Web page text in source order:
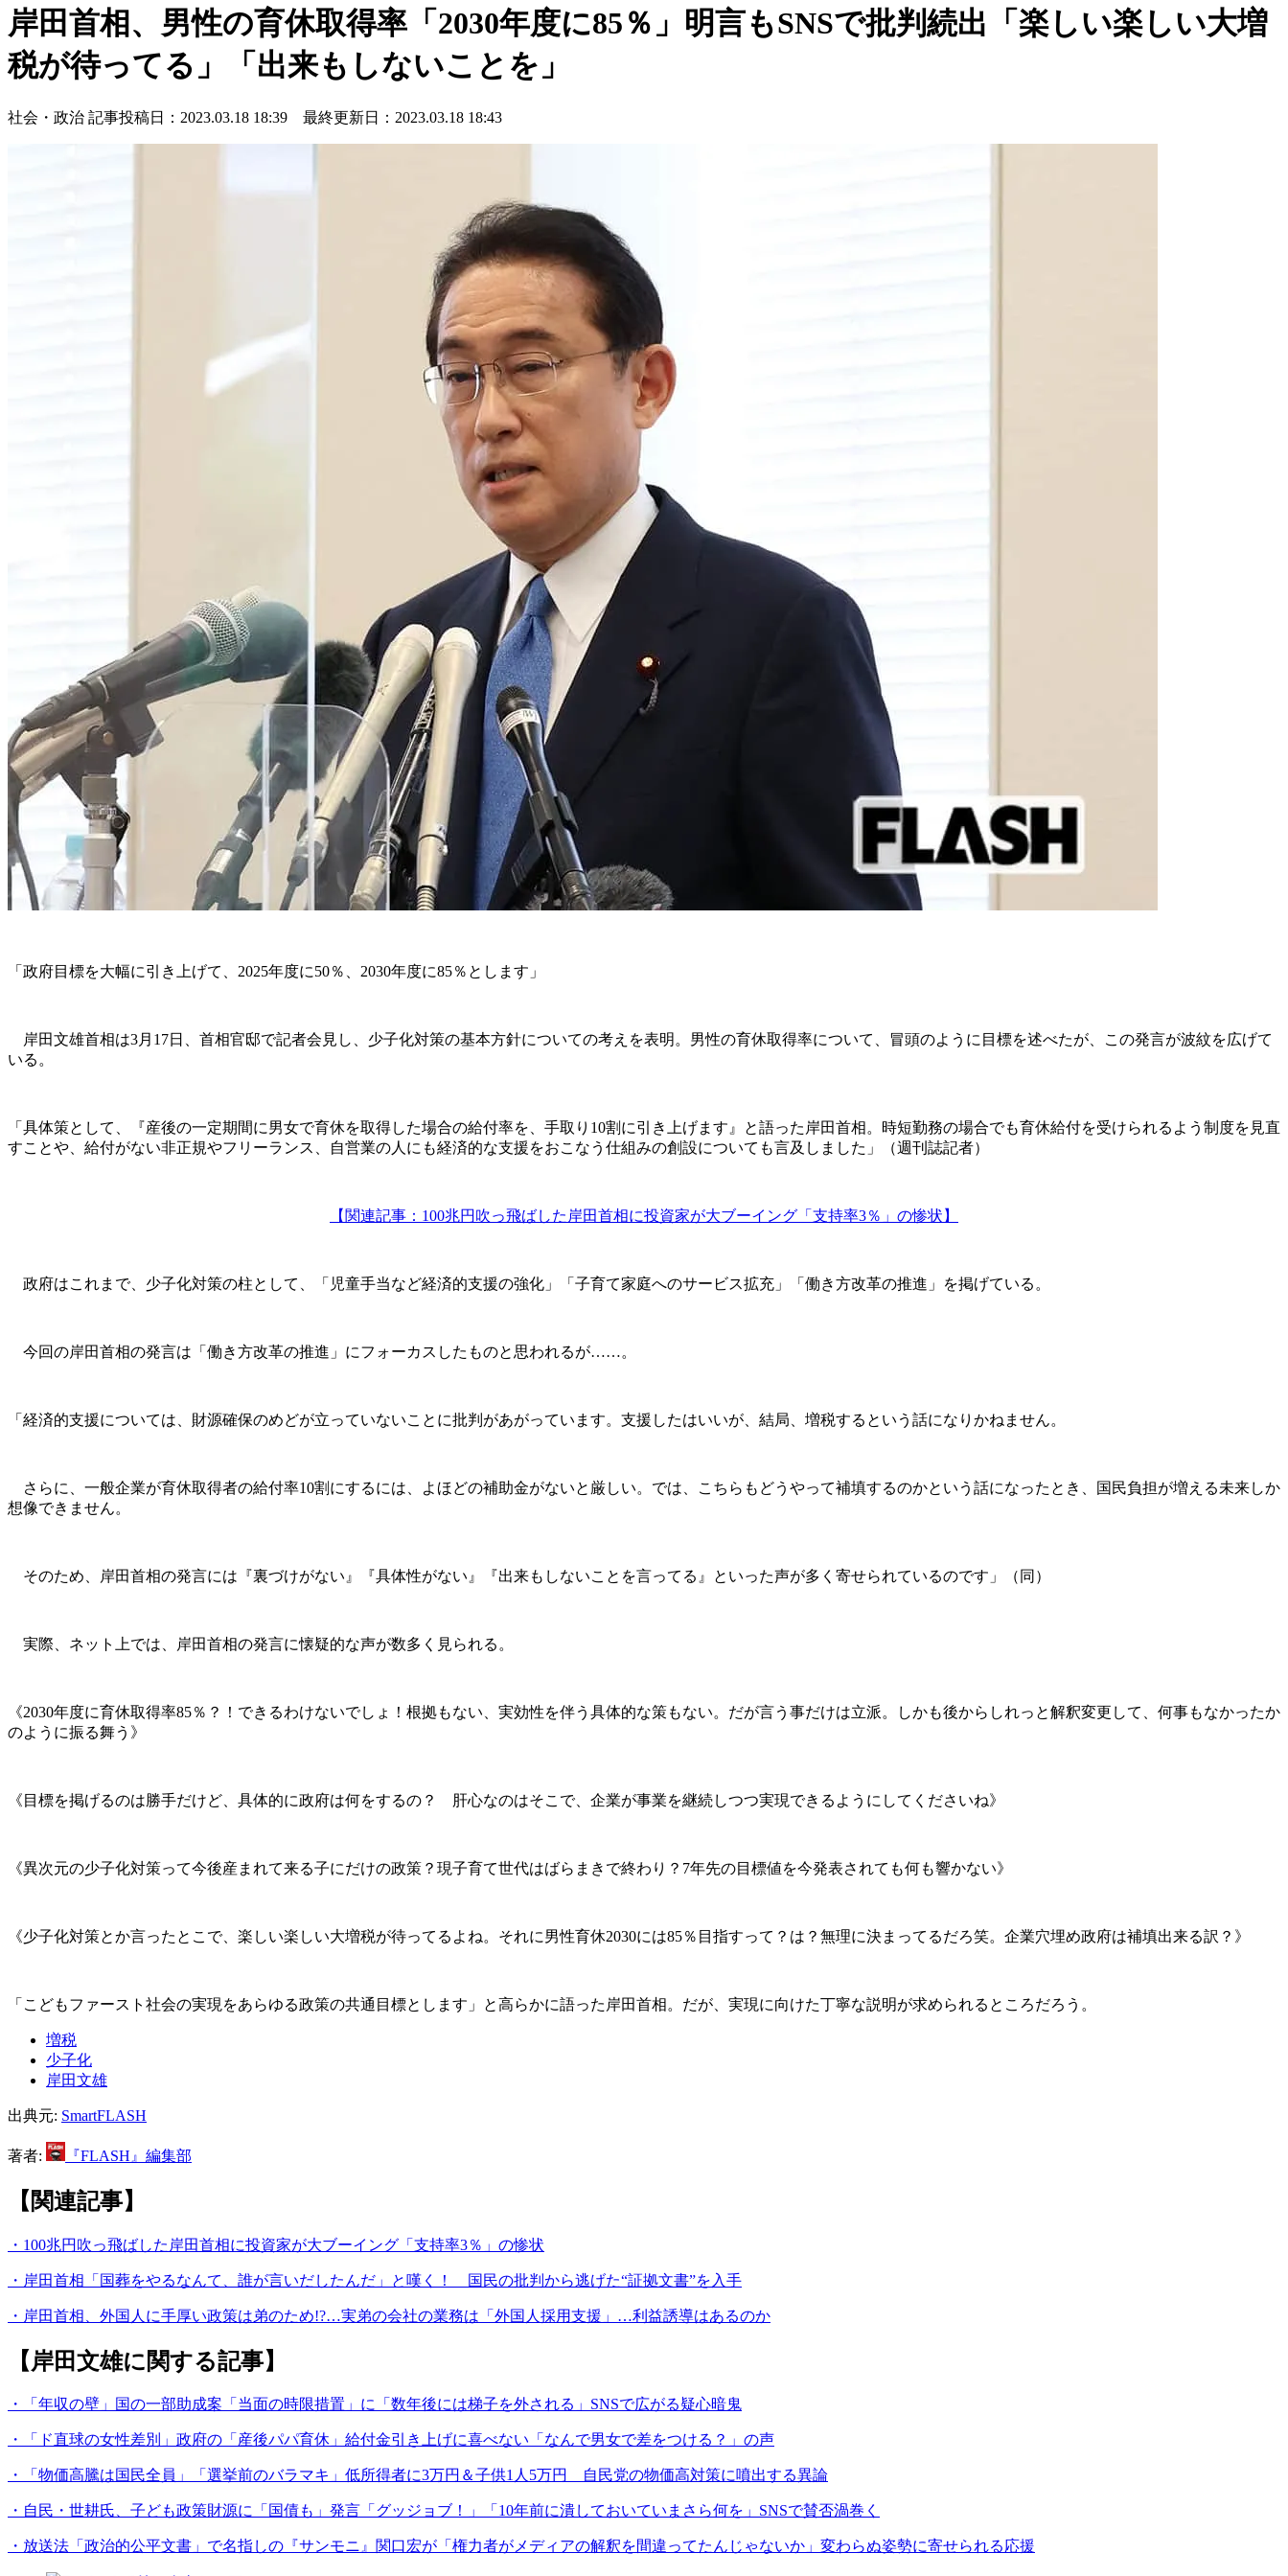
岸田首相、男性の育休取得率「2030年度に85％」明言もSNSで批判続出「楽しい楽しい大増
税が待ってる」「出来もしないことを」
社会・政治 記事投稿日：2023.03.18 18:39 最終更新日：2023.03.18 18:43
「政府目標を大幅に引き上げて、2025年度に50％、2030年度に85％とします」
岸田文雄首相は3月17日、首相官邸で記者会見し、少子化対策の基本方針についての考えを表明。男性の育休取得率について、冒頭のように目標を述べたが、この発言が波紋を広げて
いる。
「具体策として、『産後の一定期間に男女で育休を取得した場合の給付率を、手取り10割に引き上げます』と語った岸田首相。時短勤務の場合でも育休給付を受けられるよう制度を見直
すことや、給付がない非正規やフリーランス、自営業の人にも経済的な支援をおこなう仕組みの創設についても言及しました」（週刊誌記者）
【関連記事：100兆円吹っ飛ばした岸田首相に投資家が大ブーイング「支持率3％」の惨状】
政府はこれまで、少子化対策の柱として、「児童手当など経済的支援の強化」「子育て家庭へのサービス拡充」「働き方改革の推進」を掲げている。
今回の岸田首相の発言は「働き方改革の推進」にフォーカスしたものと思われるが……。
「経済的支援については、財源確保のめどが立っていないことに批判があがっています。支援したはいいが、結局、増税するという話になりかねません。
さらに、一般企業が育休取得者の給付率10割にするには、よほどの補助金がないと厳しい。では、こちらもどうやって補填するのかという話になったとき、国民負担が増える未来しか
想像できません。
そのため、岸田首相の発言には『裏づけがない』『具体性がない』『出来もしないことを言ってる』といった声が多く寄せられているのです」（同）
実際、ネット上では、岸田首相の発言に懐疑的な声が数多く見られる。
《2030年度に育休取得率85％？！できるわけないでしょ！根拠もない、実効性を伴う具体的な策もない。だが言う事だけは立派。しかも後からしれっと解釈変更して、何事もなかったか
のように振る舞う》
《目標を掲げるのは勝手だけど、具体的に政府は何をするの？ 肝心なのはそこで、企業が事業を継続しつつ実現できるようにしてくださいね》
《異次元の少子化対策って今後産まれて来る子にだけの政策？現子育て世代はばらまきで終わり？7年先の目標値を今発表されても何も響かない》
《少子化対策とか言ったとこで、楽しい楽しい大増税が待ってるよね。それに男性育休2030には85％目指すって？は？無理に決まってるだろ笑。企業穴埋め政府は補填出来る訳？》
「こどもファースト社会の実現をあらゆる政策の共通目標とします」と高らかに語った岸田首相。だが、実現に向けた丁寧な説明が求められるところだろう。
増税
少子化
岸田文雄
出典元: SmartFLASH
著者: 『FLASH』編集部
【関連記事】
・100兆円吹っ飛ばした岸田首相に投資家が大ブーイング「支持率3％」の惨状
・岸田首相「国葬をやるなんて、誰が言いだしたんだ」と嘆く！ 国民の批判から逃げた“証拠文書”を入手
・岸田首相、外国人に手厚い政策は弟のため!?…実弟の会社の業務は「外国人採用支援」…利益誘導はあるのか
【岸田文雄に関する記事】
・「年収の壁」国の一部助成案「当面の時限措置」に「数年後には梯子を外される」SNSで広がる疑心暗鬼
・「ド直球の女性差別」政府の「産後パパ育休」給付金引き上げに喜べない「なんで男女で差をつける？」の声
・「物価高騰は国民全員」「選挙前のバラマキ」低所得者に3万円＆子供1人5万円 自民党の物価高対策に噴出する異論
・自民・世耕氏、子ども政策財源に「国債も」発言「グッジョブ！」「10年前に潰しておいていまさら何を」SNSで賛否渦巻く
・放送法「政治的公平文書」で名指しの『サンモニ』関口宏が「権力者がメディアの解釈を間違ってたんじゃないか」変わらぬ姿勢に寄せられる応援